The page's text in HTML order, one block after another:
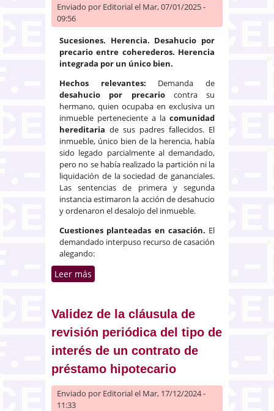
Enviado por Editorialel Mar, 07/01/2025 -
09:56
Sucesiones. Herencia. Desahucio por
precario entre coherederos. Herencia
integrada por un único bien.
Hechos relevantes: Demanda de
desahucio por precariocontra su
hermano, quien ocupaba en exclusiva un
inmueble perteneciente a la comunidad
hereditaria de sus padres fallecidos. El
inmueble, único bien de la herencia, había
sido legado parcialmente al demandado,
pero no se había realizado la partición ni la
liquidación de la sociedad de gananciales.
Las sentencias de primera y segunda
instancia estimaron la acción de desahucio
y ordenaron el desalojo del inmueble.
Cuestiones planteadas en casación. El
demandado interpuso recurso de casación
alegando:
Leer más
Validez de la cláusula de
revisión periódica del tipo de
interés de un contrato de
préstamo hipotecario
Enviado por Editorialel Mar, 17/12/2024 -
11:33